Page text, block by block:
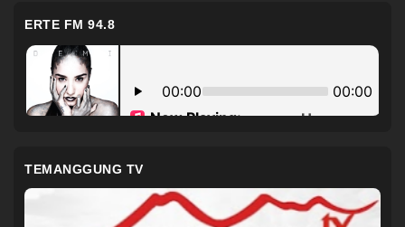
ERTE FM 94.8
TEMANGGUNG TV